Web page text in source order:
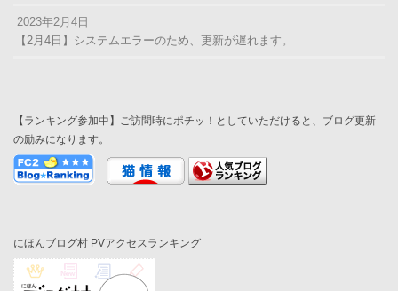
2023年2月4日
【2月4日】システムエラーのため、更新が遅れます。
【ランキング参加中】ご訪問時にポチッ！としていただけると、ブログ更新
の励みになります。
にほんブログ村 PVアクセスランキング